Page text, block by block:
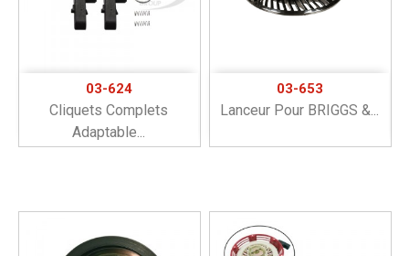
03-624
Cliquets Complets
Adaptable...
03-653
Lanceur Pour BRIGGS &...